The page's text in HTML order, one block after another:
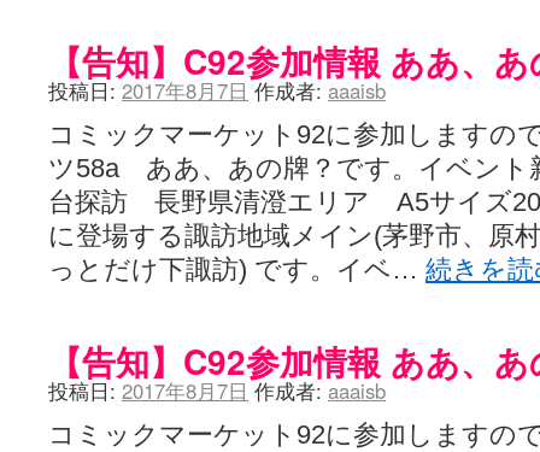
【告知】C92参加情報 ああ、
投稿日: 2017年8月7日 作成者: aaaisb
コミックマーケット92に参加しますの
ツ58a ああ、あの牌？です。イベント
台探訪 長野県清澄エリア A5サイズ20
に登場する諏訪地域メイン(茅野市、原
っとだけ下諏訪) です。イベ… 続きを
【告知】C92参加情報 ああ、
投稿日: 2017年8月7日 作成者: aaaisb
コミックマーケット92に参加しますの